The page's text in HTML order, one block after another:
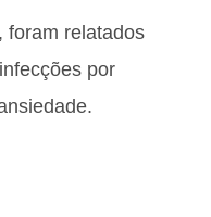
foram relatados
por